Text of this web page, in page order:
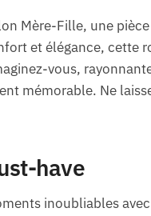
Mère-Fille, une
et élégance, cette
vous,
mémorable. Ne
have
inoubliables